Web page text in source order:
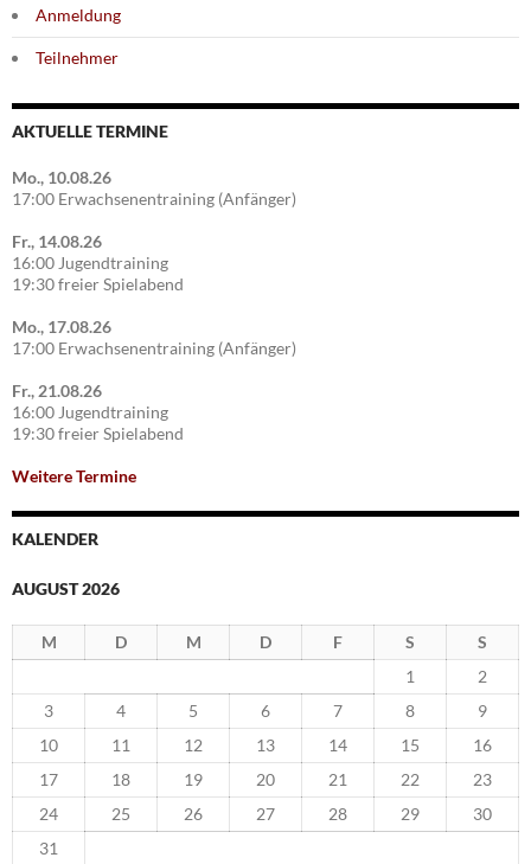
Anmeldung
Teilnehmer
AKTUELLE TERMINE
Mo., 10.08.26
17:00 Erwachsenentraining (Anfänger)
Fr., 14.08.26
16:00 Jugendtraining
19:30 freier Spielabend
Mo., 17.08.26
17:00 Erwachsenentraining (Anfänger)
Fr., 21.08.26
16:00 Jugendtraining
19:30 freier Spielabend
Weitere Termine
KALENDER
AUGUST 2026
M D M D F S
S
1
2
3
4 5 6 7 8
9
10
11 12 13 14 15
16
17
18 19 20 21 22
23
24
25 26 27 28 29
30
31